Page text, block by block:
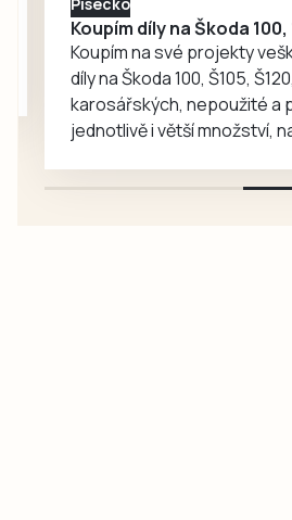
Písecko
Koupím díly na Škoda 100,
Koupím na své projekty
díly na Škoda 100, Š105,
karosářských, nepoužité a
jednotlivě i větší množství,